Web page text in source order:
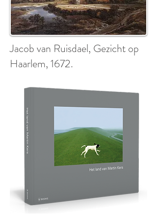
Jacob van Ruisdael, Gezicht op
Haarlem, 1672.